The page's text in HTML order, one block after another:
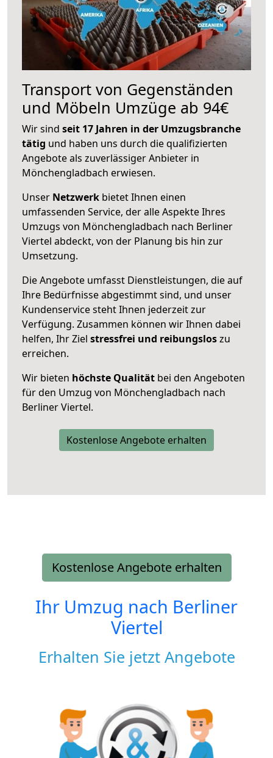
Transport von Gegenständen
und Möbeln Umzüge ab 94€
Wir sind seit 17 Jahren in der Umzugsbranche
tätig und haben uns durch die qualifizierten
Angebote als zuverlässiger Anbieter in
Mönchengladbach erwiesen.
Unser Netzwerk bietet Ihnen einen
umfassenden Service, der alle Aspekte Ihres
Umzugs von Mönchengladbach nach Berliner
Viertel abdeckt, von der Planung bis hin zur
Umsetzung.
Die Angebote umfasst Dienstleistungen, die auf
Ihre Bedürfnisse abgestimmt sind, und unser
Kundenservice steht Ihnen jederzeit zur
Verfügung. Zusammen können wir Ihnen dabei
helfen, Ihr Ziel stressfrei und reibungsloszu
erreichen.
Wir bieten höchste Qualität bei den Angeboten
für den Umzug von Mönchengladbach nach
Berliner Viertel.
Kostenlose Angebote erhalten
Kostenlose Angebote erhalten
Ihr Umzug nach Berliner
Viertel
Erhalten Sie jetzt Angebote